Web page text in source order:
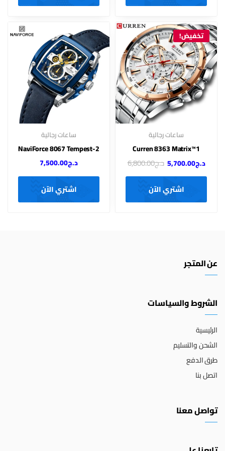
تخفيض!
ساعات رجالية
Curren 8363 Matrix™1
د.ج5,700.00 د.ج6,800.00
اشتري الآن
ساعات رجالية
NaviForce 8067 Tempest-2
د.ج7,500.00
اشتري الآن
عن المتجر
الشروط والسياسات
الرئيسية
الشحن والتسليم
طرق الدفع
اتصل بنا
تواصل معنا